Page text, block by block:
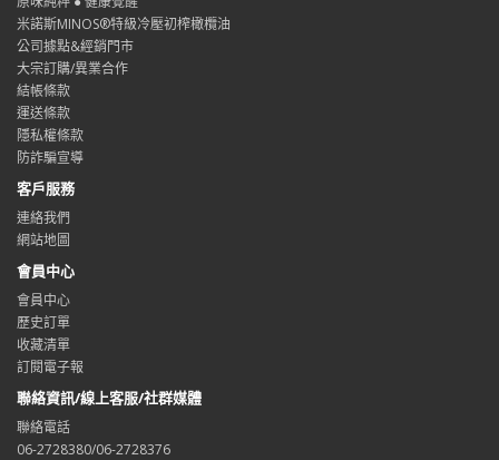
米諾斯MINOS®特級冷壓初榨橄欖油
公司據點&經銷門市
大宗訂購/異業合作
結帳條款
運送條款
隱私權條款
防詐騙宣導
客戶服務
連絡我們
網站地圖
會員中心
會員中心
歷史訂單
收藏清單
訂閱電子報
聯絡資訊/線上客服/社群媒體
聯絡電話
06-2728380/06-2728376